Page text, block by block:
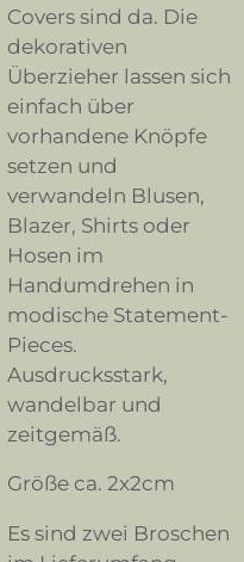
Covers sind da. Die
dekorativen
Überzieher lassen sich
einfach über
vorhandene Knöpfe
setzen und
verwandeln Blusen,
Blazer, Shirts oder
Hosen im
Handumdrehen in
modische Statement-
Pieces.
Ausdrucksstark,
wandelbar und
zeitgemäß.
Größe ca. 2x2cm
Es sind zwei Broschen